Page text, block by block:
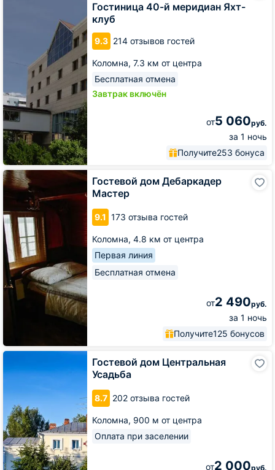
Гостиница 40-й меридиан Яхт-
клуб
9.3 214 отзывов гостей
Коломна, 7.3 км от центра
Бесплатная отмена
Завтрак включён
от5 060руб.
за 1 ночь
Получите253 бонуса
Гостевой дом Дебаркадер
Мастер
9.1 173 отзыва гостей
Коломна, 4.8 км от центра
Первая линия
Бесплатная отмена
от2 490руб.
за 1 ночь
Получите125 бонусов
Гостевой
дом
Дебаркадер
Мастер
Гостевой дом Центральная
Усадьба
8.7 202 отзыва гостей
Коломна, 900 м от центра
Оплата при заселении
от2 000руб.
Гостевой